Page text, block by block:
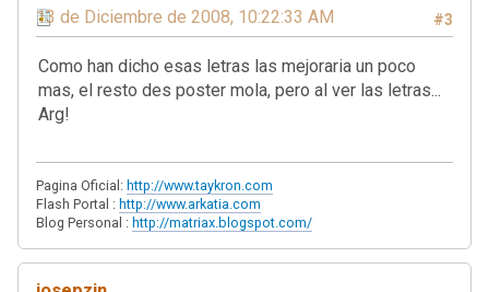
#3
13 de Diciembre de 2008, 10:22:33 AM
Como han dicho esas letras las mejoraria un poco
mas, el resto des poster mola, pero al ver las letras...
Arg!
Pagina Oficial: http://www.taykron.com
Flash Portal : http://www.arkatia.com
Blog Personal : http://matriax.blogspot.com/